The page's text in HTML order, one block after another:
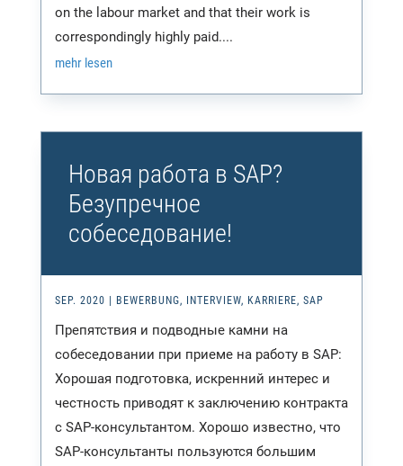
on the labour market and that their work is
correspondingly highly paid....
mehr lesen
Новая работа в SAP?
Безупречное
собеседование!
SEP. 2020 | BEWERBUNG, INTERVIEW, KARRIERE, SAP
Препятствия и подводные камни на
собеседовании при приеме на работу в SAP:
Хорошая подготовка, искренний интерес и
честность приводят к заключению контракта
с SAP-консультантом. Хорошо известно, что
SAP-консультанты пользуются большим